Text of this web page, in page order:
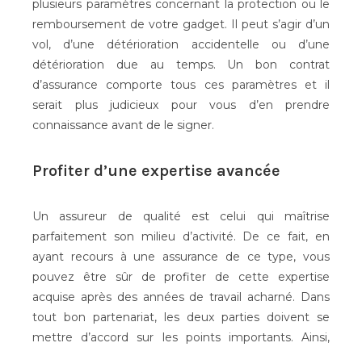
plusieurs paramètres concernant la protection ou le
remboursement de votre gadget. Il peut s’agir d’un
vol, d’une détérioration accidentelle ou d’une
détérioration due au temps. Un bon contrat
d’assurance comporte tous ces paramètres et il
serait plus judicieux pour vous d’en prendre
connaissance avant de le signer.
Profiter d’une expertise avancée
Un assureur de qualité est celui qui maîtrise
parfaitement son milieu d’activité. De ce fait, en
ayant recours à une assurance de ce type, vous
pouvez être sûr de profiter de cette expertise
acquise après des années de travail acharné. Dans
tout bon partenariat, les deux parties doivent se
mettre d’accord sur les points importants. Ainsi,